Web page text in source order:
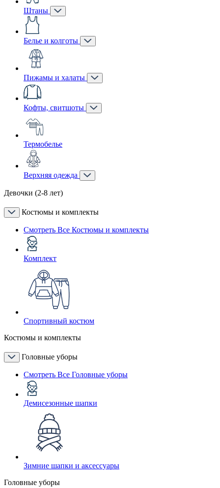
Штаны
Белье и колготы
Пижамы и халаты
Кофты, свитшоты
Термобелье
Верхняя одежда
Девочки (2-8 лет)
Костюмы и комплекты
Смотреть Все Костюмы и комплекты
Комплект
Спортивный костюм
Костюмы и комплекты
Головные уборы
Смотреть Все Головные уборы
Демисезонные шапки
Зимние шапки и аксессуары
Головные уборы